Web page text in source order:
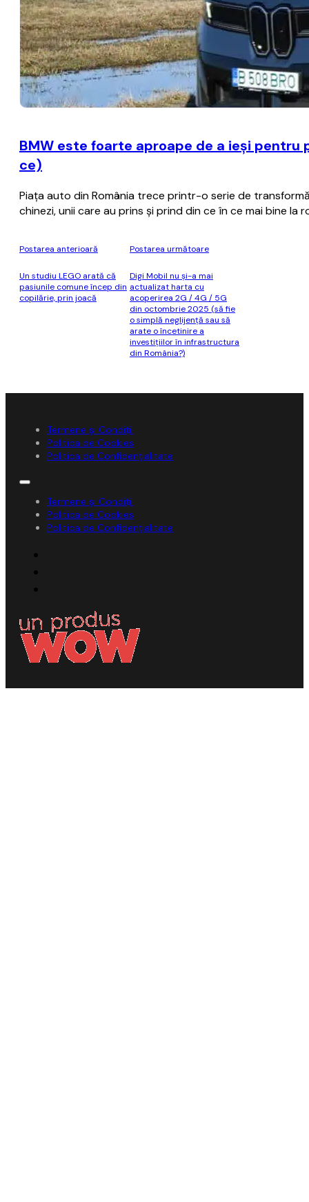
BMW este foarte aproape de a ieşi pentru
ce)
Piaţa auto din România trece printr-o serie de
chinezi, unii care au prins şi prind din ce în ce mai bine la
Postarea anterioară
Un studiu LEGO arată că
pasiunile comune încep din
copilărie, prin joacă
Postarea următoare
Digi Mobil nu şi-a mai
actualizat harta cu
acoperirea 2G / 4G / 5G
din octombrie 2025 (să fie
o simplă neglijenţă sau să
arate o încetinire a
investiţiilor în infrastructura
din România?)
Termene și Condiții
Politica de Cookies
Politica de Confidențialitate
Termene și Condiții
Politica de Cookies
Politica de Confidențialitate